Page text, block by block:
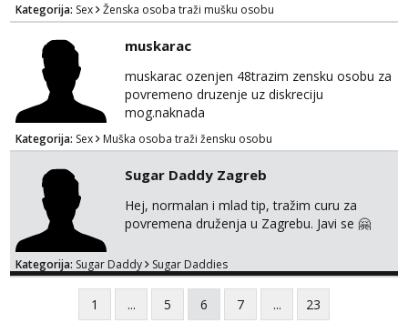
Kategorija: Sex Ženska osoba traži mušku osobu
muskarac
muskarac ozenjen 48trazim zensku osobu za
povremeno druzenje uz diskreciju
mog.naknada
Kategorija: Sex Muška osoba traži žensku osobu
Sugar Daddy Zagreb
Hej, normalan i mlad tip, tražim curu za
povremena druženja u Zagrebu. Javi se 🤗
Kategorija: Sugar Daddy Sugar Daddies
1 ... 5 6 7 ... 23